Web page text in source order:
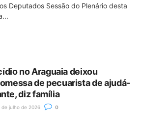
Deputados Sessão do Plenário desta
no Araguaia deixou
de pecuarista de ajudá-
diz família
de julho de 2026 0